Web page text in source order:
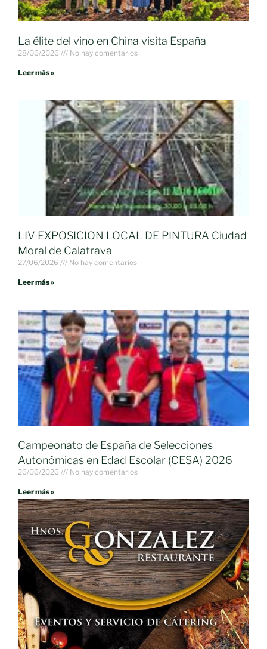
La élite del vino en China visita España
28/06/2026 No hay comentarios
Leer más »
LIV EXPOSICION LOCAL DE PINTURA Ciudad
Moral de Calatrava
27/06/2026 No hay comentarios
Leer más »
Campeonato de España de Selecciones
Autonómicas en Edad Escolar (CESA) 2026
26/06/2026 No hay comentarios
Leer más »